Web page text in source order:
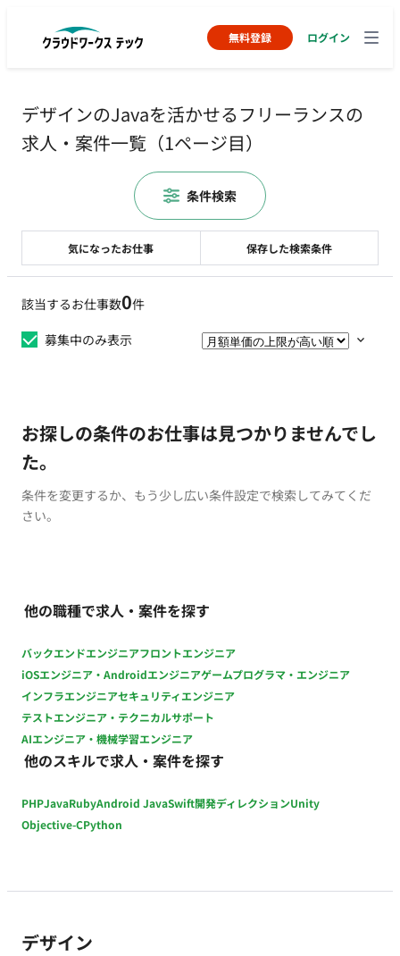
無料登録 ログイン
デザインのJavaを活かせるフリーランスの
求人・案件一覧（1ページ目）
該当するお仕事数0件
募集中のみ表示
お探しの条件のお仕事は見つかりませんでし
た。
条件を変更するか、もう少し広い条件設定で検索してみてくだ
さい。
他の職種で求人・案件を探す
バックエンドエンジニアフロントエンジニア
iOSエンジニア・Androidエンジニアゲームプログラマ・エンジニア
インフラエンジニアセキュリティエンジニア
テストエンジニア・テクニカルサポート
AIエンジニア・機械学習エンジニア
他のスキルで求人・案件を探す
PHPJavaRubyAndroid JavaSwift開発ディレクションUnity
Objective-CPython
デザイン
気になったお仕事 保存した検索条件
条件検索